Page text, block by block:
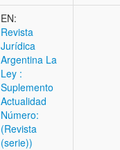
EN:
Revista
Jurídica
Argentina La
Ley :
Suplemento
Actualidad
Número:
(Revista
(serie))